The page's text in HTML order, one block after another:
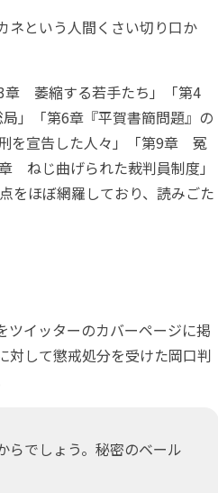
ネという人間くさい切り口か
萎縮する若手たち」「第4
」「第6章『平賀書簡問題』の
を宣告した人々」「第9章 冤
ねじ曲げられた裁判員制度」
をほぼ網羅しており、読みごた
イッターのカバーページに掲
対して懲戒処分を受けた岡口判
でしょう。秘密のベール